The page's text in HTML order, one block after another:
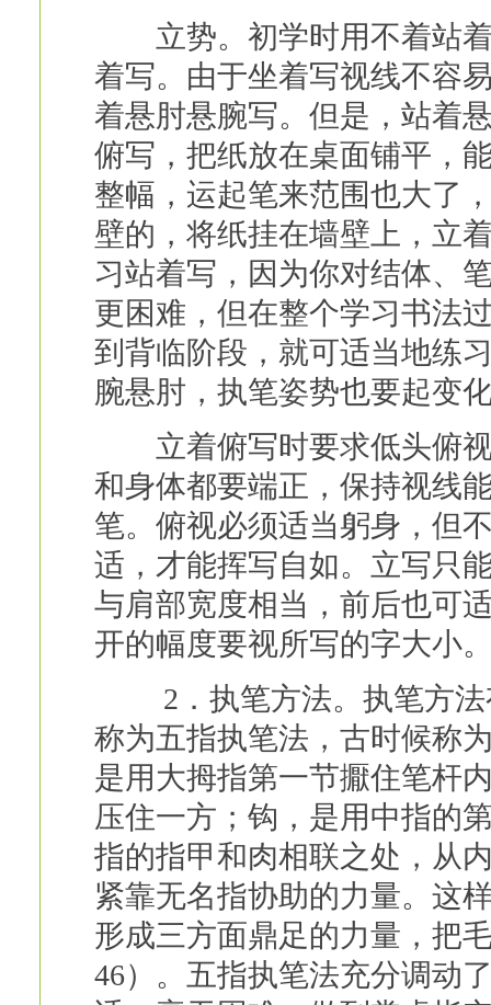
立势。初学时用不着站着
着写。由于坐着写视线不容
着悬肘悬腕写。但是，站着
俯写，把纸放在桌面铺平，
整幅，运起笔来范围也大了
壁的，将纸挂在墙壁上，立
习站着写，因为你对结体、
更困难，但在整个学习书法
到背临阶段，就可适当地练
腕悬肘，执笔姿势也要起变
立着俯写时要求低头俯视
和身体都要端正，保持视线
笔。俯视必须适当躬身，但
适，才能挥写自如。立写只
与肩部宽度相当，前后也可
开的幅度要视所写的字大小
2．执笔方法。执笔方法
称为五指执笔法，古时候称
是用大拇指第一节擫住笔杆
压住一方；钩，是用中指的
指的指甲和肉相联之处，从
紧靠无名指协助的力量。这
形成三方面鼎足的力量，把
46）。五指执笔法充分调动